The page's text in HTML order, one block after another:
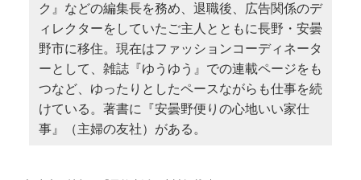
ク』などの編集長を務め、退職後、広告関係のデ
ィレクターをしていたご主人とともに長野・安曇
野市に移住。現在はファッションコーディネータ
ーとして、雑誌『ゆうゆう』での連載ページをも
つなど、ゆったりとしたペースながらも仕事を続
けている。著書に『安曇野便りの心地いい家仕
事』（主婦の友社）がある。